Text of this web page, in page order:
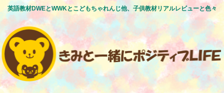
英語教材DWEとWWKとこどもちゃれんじ他、子供教材リアルレビューと色々